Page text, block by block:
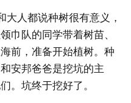
大人都说种树很有意义，
巾队的同学带着树苗、
前，准备开始植树。种
安邦爸爸是挖坑的主
。坑终于挖好了。